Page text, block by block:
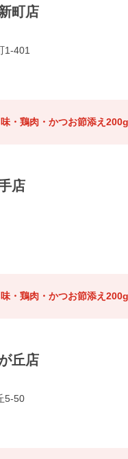
町店
1-401
・鶏肉・かつお節添え200g
店
・鶏肉・かつお節添え200g
丘店
5-50